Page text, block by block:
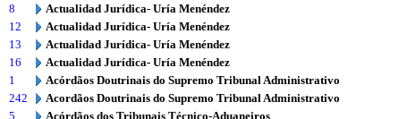
8
Actualidad Jurídica- Uría Menéndez
12
Actualidad Jurídica- Uría Menéndez
13
Actualidad Jurídica- Uría Menéndez
16
Actualidad Jurídica- Uría Menéndez
1
Acórdãos Doutrinais do Supremo Tribunal Administrativo
242
Acordãos Doutrinais do Supremo Tribunal Administrativo
5
Acórdãos dos Tribunais Técnico-Aduaneiros